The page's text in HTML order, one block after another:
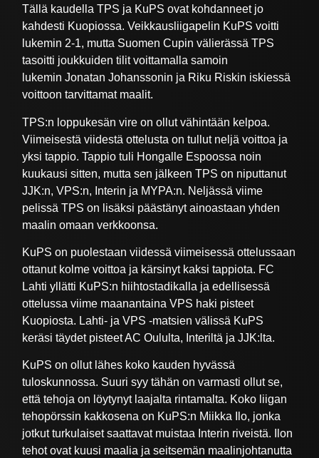
Tällä kaudella TPS ja KuPS ovat kohdanneet jo
kahdesti Kuopiossa. Veikkausliigapelin KuPS voitti
lukemin 2-1, mutta Suomen Cupin välierässä TPS
tasoitti joukkuiden tilit voittamalla samoin
lukemin Jonatan Johanssonin ja Riku Riskin iskiessä
voittoon tarvittamat maalit.
TPS:n loppukesän vire on ollut vähintään kelpoa.
Viimeisestä viidestä ottelusta on tullut neljä voittoa ja
yksi tappio. Tappio tuli Hongalle Espoossa noin
kuukausi sitten, mutta sen jälkeen TPS on niputtanut
JJK:n, VPS:n, Interin ja MYPA:n. Neljässä viime
pelissä TPS on lisäksi päästänyt ainoastaan yhden
maalin omaan verkkoonsa.
KuPS on puolestaan viidessä viimeisessä ottelussaan
ottanut kolme voittoa ja kärsinyt kaksi tappiota. FC
Lahti yllätti KuPS:n hiihtostadikalla ja edellisessä
ottelussa viime maanantaina VPS haki pisteet
Kuopiosta. Lahti- ja VPS -matsien välissä KuPS
keräsi täydet pisteet AC Oululta, Interiltä ja JJK:lta.
KuPS on ollut lähes koko kauden hyvässä
tuloskunnossa. Suuri syy tähän on varmasti ollut se,
että tehoja on löytynyt laajalta rintamalta. Koko liigan
tehopörssin kakkosena on KuPS:n Miikka Ilo, jonka
jotkut turkulaiset saattavat muistaa Interin riveistä. Ilon
tehot ovat kuusi maalia ja seitsemän maalinjohtanutta